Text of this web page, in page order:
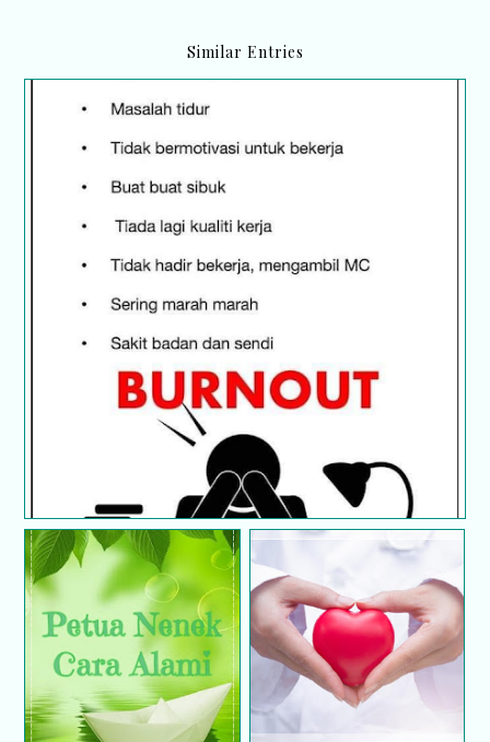
Similar Entries
Ambiklah cuti...
Cara hilangkan stretch
mark secara semula jadi
Bahaya gangguan hati
berlemak